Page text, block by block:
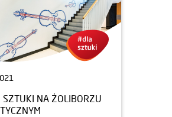
SZTUKI NA ŻOLIBORZU